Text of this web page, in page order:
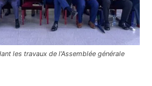
les travaux de l’Assemblée générale